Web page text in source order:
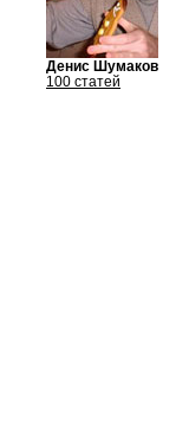
Денис Шумаков
100 статей